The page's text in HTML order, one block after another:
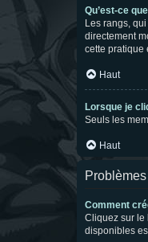
Qu’est-ce
Les rangs,
directement
cette pratique
Haut
Lorsque je
Seuls les
Haut
Comment
Cliquez sur le
disponibles